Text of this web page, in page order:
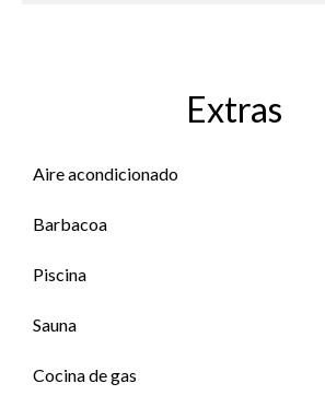
Extras
Aire acondicionado
Barbacoa
Piscina
Sauna
Cocina de gas